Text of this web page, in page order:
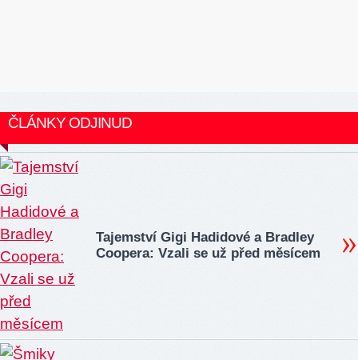
ČLÁNKY ODJINUD
Tajemství Gigi Hadidové a Bradley
Coopera: Vzali se už před měsícem